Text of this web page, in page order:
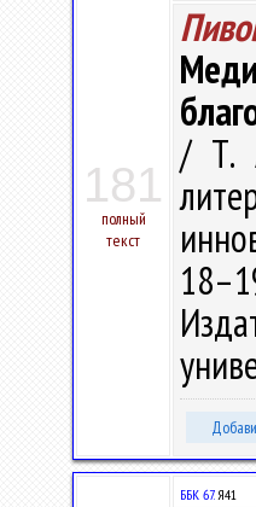
181
полный
текст
/ Т.
ББК 67.Я41